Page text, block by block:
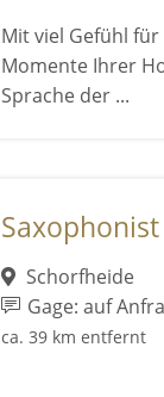
Mit viel Gefühl
Momente Ihrer
Sprache der ...
Schorfheide
Gage: auf
ca. 39 km entfernt